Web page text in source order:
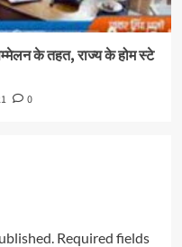
के तहत, राज्य के होम स्टे
0
Required fields